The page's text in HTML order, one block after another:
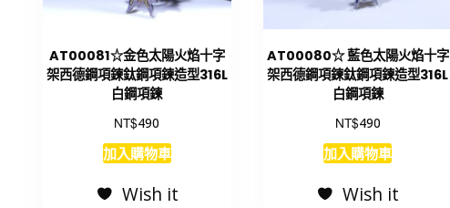
AT00081☆金色太陽火焰十字
架西德鋼項鍊鈦鋼項鍊造型316L
白鋼項鍊
NT$490
加入購物車
Wish it
AT00080☆ 藍色太陽火焰十字
架西德鋼項鍊鈦鋼項鍊造型316L
白鋼項鍊
NT$490
加入購物車
Wish it